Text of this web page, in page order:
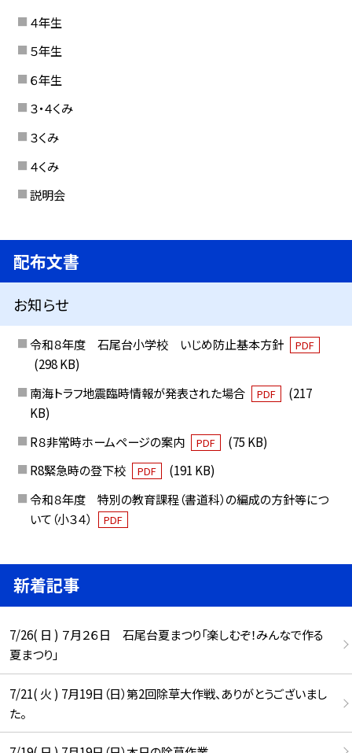
４年生
５年生
６年生
３・４くみ
３くみ
４くみ
説明会
配布文書
お知らせ
令和８年度 石尾台小学校 いじめ防止基本方針 PDF
(298 KB)
南海トラフ地震臨時情報が発表された場合
PDF
(217
KB)
R８非常時ホームページの案内
PDF
(75 KB)
R8緊急時の登下校
PDF
(191 KB)
令和８年度 特別の教育課程（書道科）の編成の方針等につ
いて（小３４）
PDF
新着記事
7/26( 日 ) ７月２６日 石尾台夏まつり「楽しむぞ！みんなで作る
夏まつり」
7/21( 火 ) 7月19日（日）第2回除草大作戦、ありがとうございまし
た。